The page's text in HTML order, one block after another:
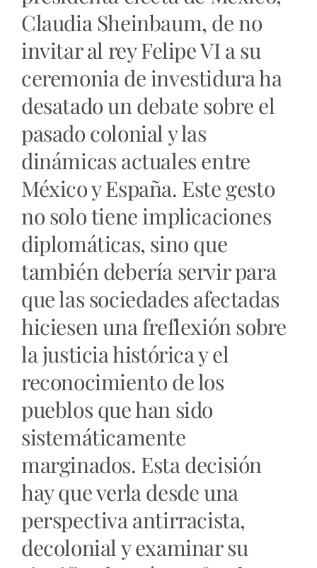
Claudia Sheinbaum, de no
invitar al rey Felipe VI a su
ceremonia de investidura ha
desatado un debate sobre el
pasado colonial y las
dinámicas actuales entre
México y España. Este gesto
no solo tiene implicaciones
diplomáticas, sino que
también debería servir para
que las sociedades afectadas
hiciesen una freflexión sobre
la justicia histórica y el
reconocimiento de los
pueblos que han sido
sistemáticamente
marginados. Esta decisión
hay que verla desde una
perspectiva antirracista,
decolonial y examinar su